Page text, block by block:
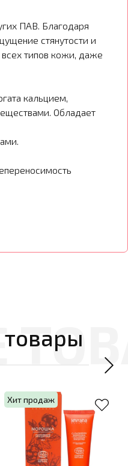
ПАВ. Благодаря
стянутости и
типов кожи, даже
кальцием,
Обладает
Хит продаж